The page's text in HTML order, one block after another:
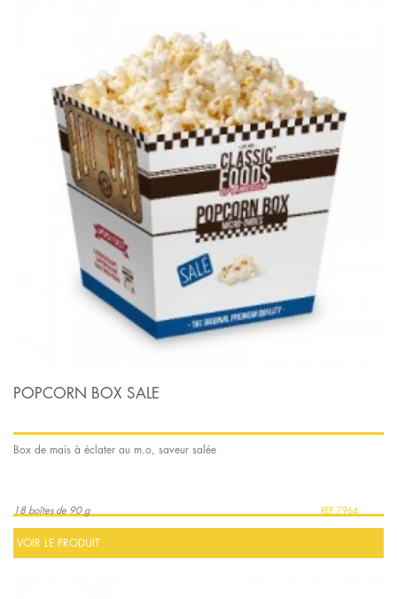
POPCORN BOX SALE
Box de maïs à éclater au m.o, saveur salée
18 boîtes de 90 g 7964
VOIR LE PRODUIT